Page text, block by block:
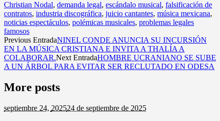
Christian Nodal, demanda legal, escándalo musical, falsificación de
contratos, industria discográfica, juicio cantantes, música mexicana,
noticias espectáculos, polémicas musicales, problemas legales
famosos
Previous EntradaNINEL CONDE ANUNCIA SU INCURSIÓN
EN LA MÚSICA CRISTIANA E INVITA A THALÍA A
COLABORAR.Next EntradaHOMBRE UCRANIANO SE SUBE
A UN ÁRBOL PARA EVITAR SER RECLUTADO EN ODESA
More posts
septiembre 24, 202524 de septiembre de 2025